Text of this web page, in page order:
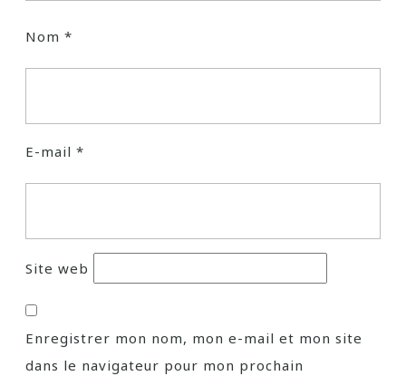
Nom *
E-mail *
Site web
Enregistrer mon nom, mon e-mail et mon site
dans le navigateur pour mon prochain